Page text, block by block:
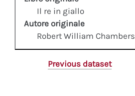
Il re in giallo
Autore originale
Robert William Chambers
Previous dataset